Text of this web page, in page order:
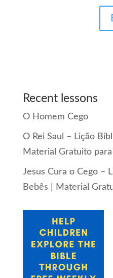
Recent lessons
O Homem Cego
O Rei Saul – Lição
Material Gratuito
Jesus Cura o Cego –
Bebês | Material